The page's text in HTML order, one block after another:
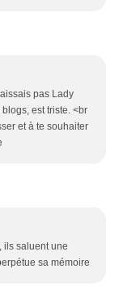
pas Lady
est triste. <br
et à te souhaiter
ils saluent une
sa mémoire